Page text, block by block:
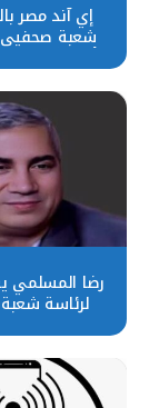
إي آند مصر
شعبة صحفيي
رضا المسلمي
لرئاسة شعبة